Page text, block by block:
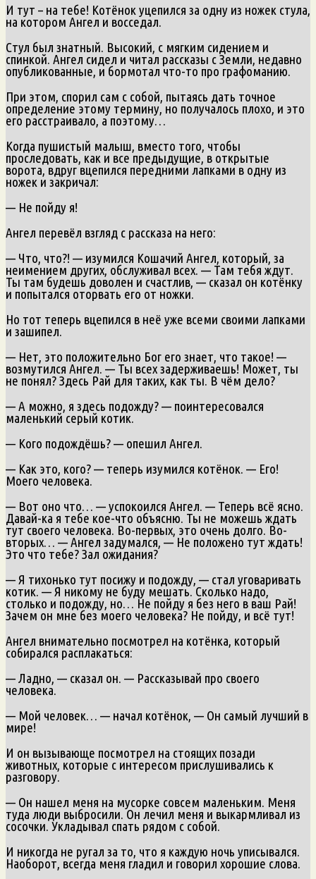
И тут – на тебе! Котёнок уцепился за одну из ножек стула,
на котором Ангел и восседал.
Стул был знатный. Высокий, с мягким сидением и
спинкой. Ангел сидел и читал рассказы с Земли, недавно
опубликованные, и бормотал что-то про графоманию.
При этом, спорил сам с собой, пытаясь дать точное
определение этому термину, но получалось плохо, и это
его расстраивало, а поэтому…
Когда пушистый малыш, вместо того, чтобы
проследовать, как и все предыдущие, в открытые
ворота, вдруг вцепился передними лапками в одну из
ножек и закричал:
— Не пойду я!
Ангел перевёл взгляд с рассказа на него:
— Что, что?! — изумился Кошачий Ангел, который, за
неимением других, обслуживал всех. — Там тебя ждут.
Ты там будешь доволен и счастлив, — сказал он котёнку
и попытался оторвать его от ножки.
Но тот теперь вцепился в неё уже всеми своими лапками
и зашипел.
— Нет, это положительно Бог его знает, что такое! —
возмутился Ангел. — Ты всех задерживаешь! Может, ты
не понял? Здесь Рай для таких, как ты. В чём дело?
— А можно, я здесь подожду? — поинтересовался
маленький серый котик.
— Кого подождёшь? — опешил Ангел.
— Как это, кого? — теперь изумился котёнок. — Его!
Моего человека.
— Вот оно что… — успокоился Ангел. — Теперь всё ясно.
Давай-ка я тебе кое-что объясню. Ты не можешь ждать
тут своего человека. Во-первых, это очень долго. Во-
вторых… — Ангел задумался, — Не положено тут ждать!
Это что тебе? Зал ожидания?
— Я тихонько тут посижу и подожду, — стал уговаривать
котик. — Я никому не буду мешать. Сколько надо,
столько и подожду, но… Не пойду я без него в ваш Рай!
Зачем он мне без моего человека? Не пойду, и всё тут!
Ангел внимательно посмотрел на котёнка, который
собирался расплакаться:
— Ладно, — сказал он. — Рассказывай про своего
человека.
— Мой человек… — начал котёнок, — Он самый лучший в
мире!
И он вызывающе посмотрел на стоящих позади
животных, которые с интересом прислушивались к
разговору.
— Он нашел меня на мусорке совсем маленьким. Меня
туда люди выбросили. Он лечил меня и выкармливал из
сосочки. Укладывал спать рядом с собой.
И никогда не ругал за то, что я каждую ночь уписывался.
Наоборот, всегда меня гладил и говорил хорошие слова.